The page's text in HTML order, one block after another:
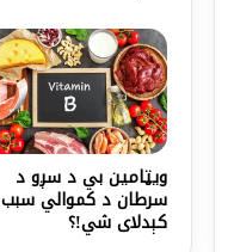
ویټامین ‌بي د سږو د
سرطان د کموالي سبب
کېدلای شي!؟